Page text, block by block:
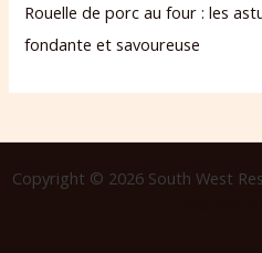
Rouelle de porc au four : les
fondante et savoureuse
Copyright © 2026 South West